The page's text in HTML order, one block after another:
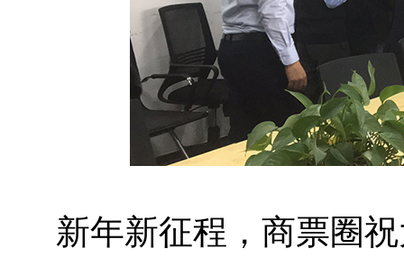
新年新征程，商票圈